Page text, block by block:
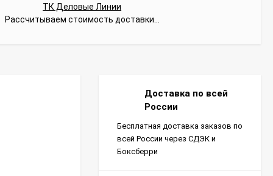
ТК Деловые Линии
Рассчитываем стоимость доставки...
Доставка по всей
России
Бесплатная доставка заказов по
всей России через СДЭК и
Боксберри